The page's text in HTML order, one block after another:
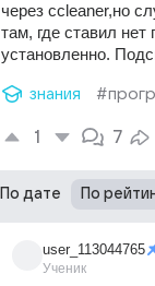
через ccleaner,но
там, где ставил
установленно.
знания
1 7
По дате По
user_113044765
Ученик